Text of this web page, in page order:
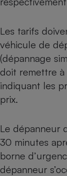
Les tarifs
véhicule de
(dépannage
doit remettre à
indiquant les
prix.
Le dépanneur
30 minutes
borne
dépanneur